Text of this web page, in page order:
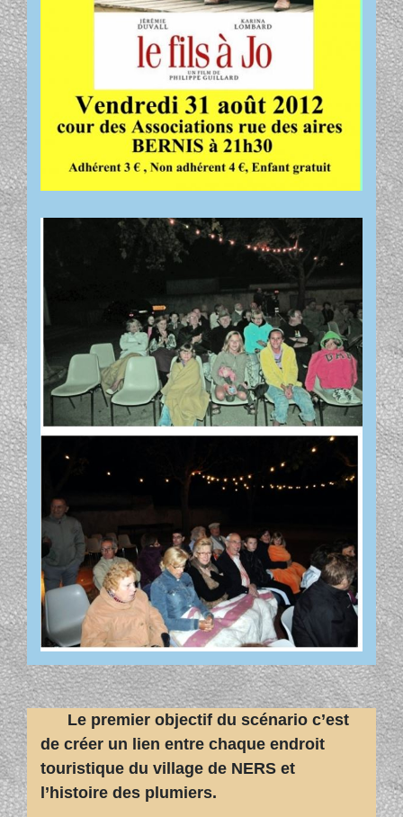
Le premier objectif du scénario c’est
de créer un lien entre chaque endroit
touristique du village de NERS et
l’histoire des plumiers.